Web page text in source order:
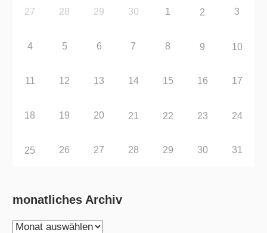
27 28 29 30 1 2 3
4 5 6 7 8 9 10
11 12 13 14 15 16 17
18 19 20 21 22 23 24
25 26 27 28 29 30 31
monatliches Archiv
monatliches